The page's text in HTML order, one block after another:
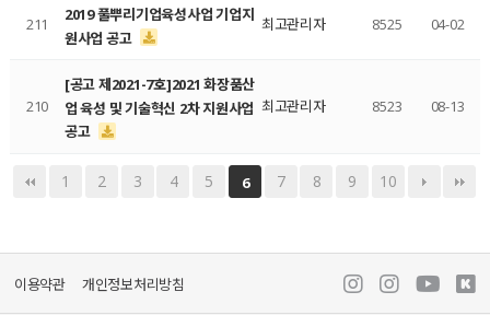
211
2019 풀뿌리기업육성사업 기업지
원사업 공고
최고관리자 8525 04-02
210
[공고 제2021-7호]2021 화장품산
업 육성 및 기술혁신 2차 지원사업
공고
최고관리자 8523 08-13
1 2 3 4 5 6 7 8 9 10
이용약관 개인정보처리방침